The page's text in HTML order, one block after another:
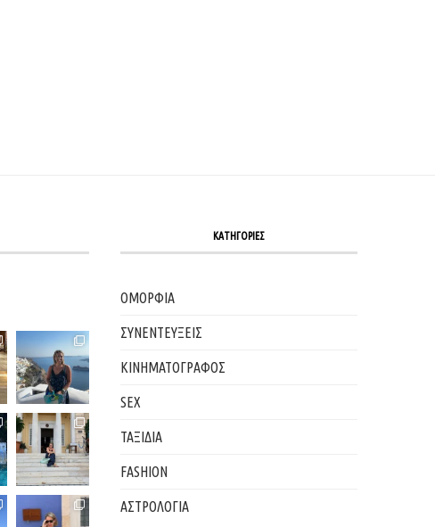
ΚΑΤΗΓΟΡΙΕΣ
ΟΜΟΡΦΙΑ
ΣΥΝΕΝΤΕΥΞΕΙΣ
ΚΙΝΗΜΑΤΟΓΡΑΦΟΣ
SEX
ΤΑΞΙΔΙΑ
FASHION
ΑΣΤΡΟΛΟΓΙΑ